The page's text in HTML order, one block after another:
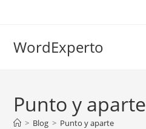
WordExperto
Punto y aparte
> Blog > Punto y aparte